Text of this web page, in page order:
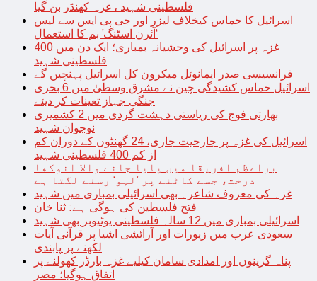
فلسطینی شہید ، غزہ کھنڈر بن گیا
اسرائیل کا حماس کیخلاف لیزر اور جی پی ایس سے لیس
‘آئرن اسٹنگ’ بم کا استعمال
غزہ پر اسرائیل کی وحشیانہ بمباری؛ ایک دن میں 400
فلسطینی شہید
فرانسیسی صدر ایمانوئل میکرون کل اسرائیل پہنچیں گے
اسرائیل حماس کشیدگی چین نے مشرق وسطیٰ میں 6 بحری
جنگی جہاز تعینات کر دیئے
بھارتی فوج کی ریاستی دہشت گردی میں 2 کشمیری
نوجوان شہید
اسرائیل کی غزہ پر جارحیت جاری، 24 گھنٹوں کے دوران کم
از کم 400 فلسطینی شہید
براعظم افریقا میں پایا جانے والا انوکھا
درخت، جسے کاٹنے پر ’لہو‘ رسنے لگتا ہے
غزہ کی معروف شاعرہ بھی اسرائیلی بمباری میں شہید
فتح فلسطین کی ہوگی ہے: ثنا خان
اسرائیلی بمباری میں 12 سالہ فلسطینی یوٹیوبر بھی شہید
سعودی عرب میں زیورات اور آرائشی اشیا پر قرآنی آیات
لکھنے پر پابندی
پناہ گزینوں اور امدادی سامان کیلیے غزہ بارڈر کھولنے پر
اتفاق ہوگیا؛ مصر